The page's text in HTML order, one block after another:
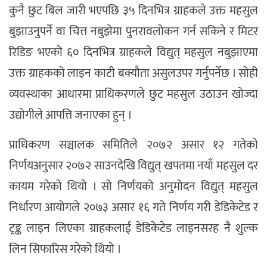
कुनै छुट बिल जारी भएपछि ३५ दिनभित्र ग्राहकले उक्त महसुल
बुझाउनुपर्ने वा चित्त नबुझेमा पुनरावलोकन गर्न सकिने र मिटर
रिडिङ भएको ६० दिनभित्र ग्राहकले विद्युत् महसुल नबुझाएमा
उक्त ग्राहकको लाइन काटी बक्यौता असुलउपर गर्नुपर्नेछ । सोही
व्यवस्थाका आधारमा प्राधिकरणले छुट महसुल उठाउन खोज्दा
उद्योगीले आपत्ति जनाएका हुन् ।
प्राधिकरण सञ्चालक समितिले २०७२ असार १२ गतेको
निर्णयअनुसार २०७२ साउनदेखि विद्युत् खपतमा नयाँ महसुल दर
कायम गरेको थियो । सो निर्णयको अनुमोदन विद्युत् महसुल
निर्धारण आयोगले २०७३ असार १६ गते निर्णय गरी डेडिकेटेड र
ट्रङ्क लाइन लिएका ग्राहकलाई डेडिकेटेड लाइनसरह नै शुल्क
लिन सिफारिस गरेको थियो ।